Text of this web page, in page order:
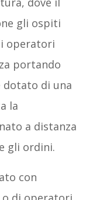
gli ospiti
operatori
portando
di una
la
a distanza
gli ordini.
con